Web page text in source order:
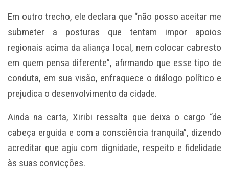
Em outro trecho, ele declara que “não posso aceitar me
submeter a posturas que tentam impor apoios
regionais acima da aliança local, nem colocar cabresto
em quem pensa diferente”, afirmando que esse tipo de
conduta, em sua visão, enfraquece o diálogo político e
prejudica o desenvolvimento da cidade.
Ainda na carta, Xiribi ressalta que deixa o cargo “de
cabeça erguida e com a consciência tranquila”, dizendo
acreditar que agiu com dignidade, respeito e fidelidade
às suas convicções.